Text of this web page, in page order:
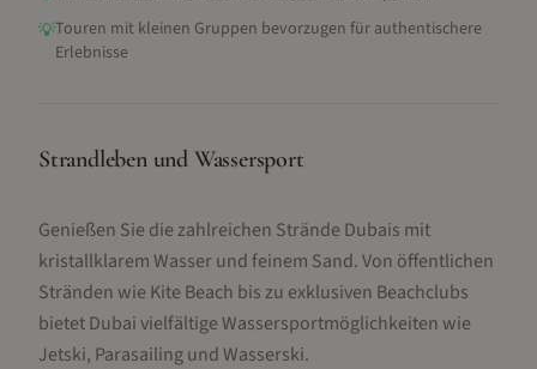
💡Touren mit kleinen Gruppen bevorzugen für authentischere
Erlebnisse
Strandleben und Wassersport
Genießen Sie die zahlreichen Strände Dubais mit
kristallklarem Wasser und feinem Sand. Von öffentlichen
Stränden wie Kite Beach bis zu exklusiven Beachclubs
bietet Dubai vielfältige Wassersportmöglichkeiten wie
Jetski, Parasailing und Wasserski.